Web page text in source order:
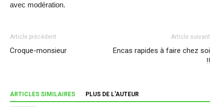
avec modération.
Article précédent
Croque-monsieur
Article suivant
Encas rapides à faire chez soi
!!
ARTICLES SIMILAIRES PLUS DE L'AUTEUR